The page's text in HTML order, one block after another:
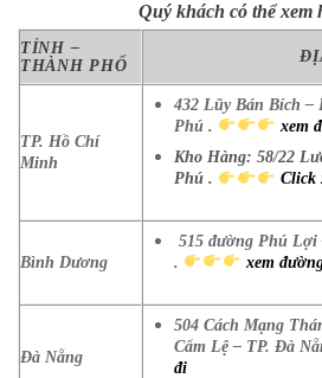
Quý khách có thể xem
TỈNH –
THÀNH PHỐ
TP. Hồ Chí
Minh
432 Lũy Bán Bích –
Phú .
xem
Kho Hàng: 58/22
Phú .
Click
Bình Dương
515 đường Phú
.
xem
Đà Nẵng
504 Cách Mạng
Cẩm Lệ – TP. Đà
đi